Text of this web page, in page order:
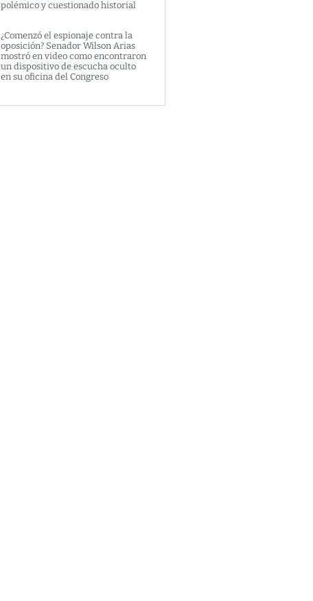
polémico y cuestionado historial
¿Comenzó el espionaje contra la
oposición? Senador Wilson Arias
mostró en video como encontraron
un dispositivo de escucha oculto
en su oficina del Congreso